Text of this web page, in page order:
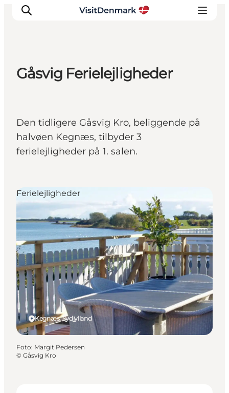
Oplevelser
Overnatning
Planlæg ferien
Gåsvig Ferielejligheder
Den tidligere Gåsvig Kro, beliggende på
halvøen Kegnæs, tilbyder 3
ferielejligheder på 1. salen.
Kegnæs, Sydjylland
Ferielejligheder
Foto: Margit Pedersen
© Gåsvig Kro